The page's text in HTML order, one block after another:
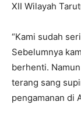
XII Wilayah
“Kami sudah
Sebelumnya
berhenti.
terang sang
pengamanan di